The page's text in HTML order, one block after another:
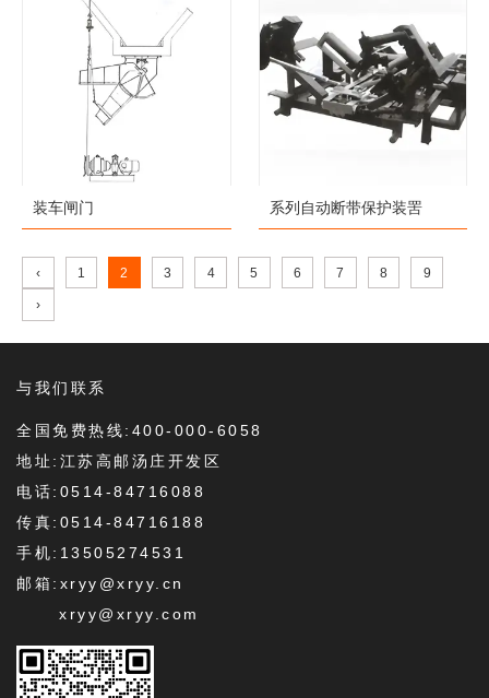
装车闸门 系列自动断带保护装罟
‹ 1 2 3 4 5 6 7 8 9
›
与我们联系
全国免费热线:400-000-6058
地址:江苏高邮汤庄开发区
电话:0514-84716088
传真:0514-84716188
手机:13505274531
邮箱:xryy@xryy.cn
xryy@xryy.com